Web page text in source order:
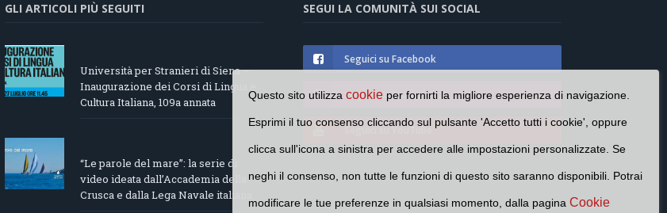
GLI ARTICOLI PIÙ SEGUITI
Università per Stranieri di Siena –
Inaugurazione dei Corsi di Lingua e
Cultura Italiana, 109a annata
“Le parole del mare”: la serie di
video ideata dall’Accademia della
Crusca e dalla Lega Navale italiana
SEGUI LA COMUNITÀ SUI SOCIAL
Seguici su Facebook
Seguici su Instagram
Seguici su YouTube
Questo sito utilizzacookie per fornirti la migliore esperienza di navigazione.
Esprimi il tuo consenso cliccando sul pulsante 'Accetto tutti i cookie', oppure
clicca sull'icona a sinistra per accedere alle impostazioni personalizzate. Se
neghi il consenso, non tutte le funzioni di questo sito saranno disponibili. Potrai
modificare le tue preferenze in qualsiasi momento, dalla pagina Cookie